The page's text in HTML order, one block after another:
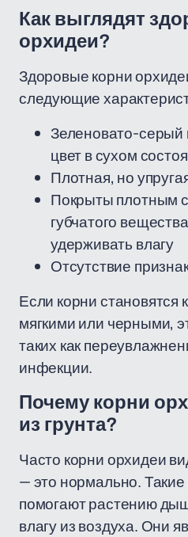
Как выглядят
орхидеи?
Здоровые корни
следующие
Зеленовато-
цвет в сухом
Плотная, но
Покрыты плотным
губчатого
удерживать влагу
Отсутствие
Если корни становятся
мягкими или черными,
таких как
инфекции.
Почему корни
из грунта?
Часто корни орхидеи
— это нормально.
помогают растению
влагу из воздуха. Они